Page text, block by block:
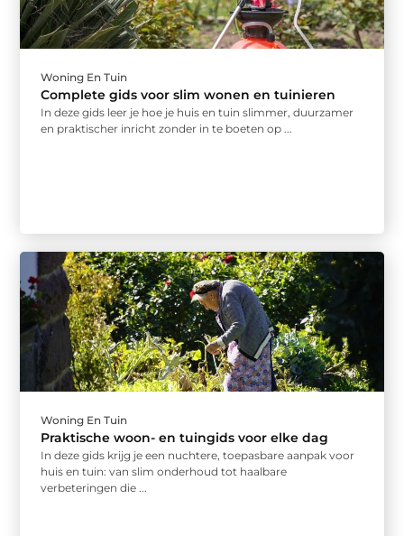
Woning En Tuin
Complete gids voor slim wonen en tuinieren
In deze gids leer je hoe je huis en tuin slimmer, duurzamer
en praktischer inricht zonder in te boeten op ...
Woning En Tuin
Praktische woon- en tuingids voor elke dag
In deze gids krijg je een nuchtere, toepasbare aanpak voor
huis en tuin: van slim onderhoud tot haalbare
verbeteringen die ...